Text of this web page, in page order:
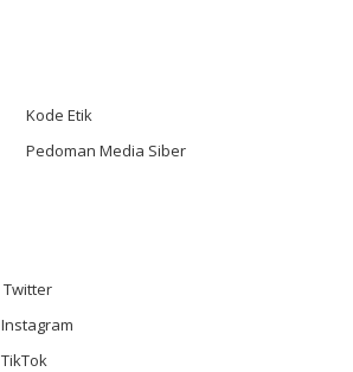
Kode Etik
Pedoman Media Siber
Twitter
Instagram
TikTok